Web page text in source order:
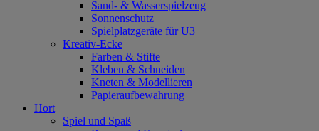
Sand- & Wasserspielzeug
Sonnenschutz
Spielplatzgeräte für U3
Kreativ-Ecke
Farben & Stifte
Kleben & Schneiden
Kneten & Modellieren
Papieraufbewahrung
Hort
Spiel und Spaß